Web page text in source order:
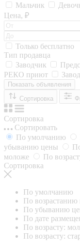
Мальчик
Цена, ₽
Только бесплатно
Тип продавца
Заводчик
РЕКО приют
Показать объявления
Сортировка
Сортировка
Сортировать
По умолчанию
убыванию цены
моложе
По
Сортировка
По умолчанию
По возрастанию
По убыванию
По дате
По возрасту:
По возрасту: